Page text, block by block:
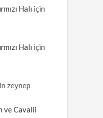
Halı için
Halı için
zeynep
ve Cavalli